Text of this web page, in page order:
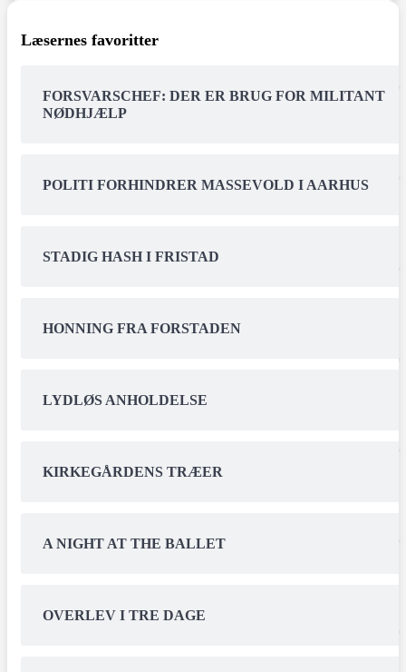
Læsernes favoritter
FORSVARSCHEF: DER ER BRUG FOR MILITANT
NØDHJÆLP
POLITI FORHINDRER MASSEVOLD I AARHUS
STADIG HASH I FRISTAD
HONNING FRA FORSTADEN
LYDLØS ANHOLDELSE
KIRKEGÅRDENS TRÆER
A NIGHT AT THE BALLET
OVERLEV I TRE DAGE